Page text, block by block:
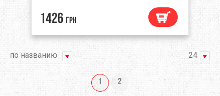
1426 грн
по названию 24
1 2